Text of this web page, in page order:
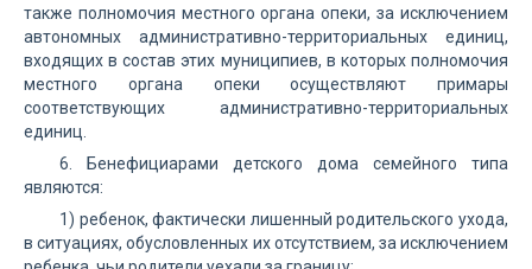
также полномочия местного органа опеки, за исключением
автономных административно-территориальных единиц,
входящих в состав этих муниципиев, в которых полномочия
местного органа опеки осуществляют примары
соответствующих административно-территориальных
единиц.
6. Бенефициарами детского дома семейного типа
являются:
1) ребенок, фактически лишенный родительского ухода,
в ситуациях, обусловленных их отсутствием, за исключением